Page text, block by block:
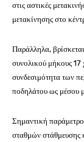
στις αστικές
μετακίνησης στο
Παράλληλα,
συνολικού μήκους 17
συνδεσιμότητα των
ποδηλάτου ως μέσου
Σημαντική
σταθμών στάθμευσης